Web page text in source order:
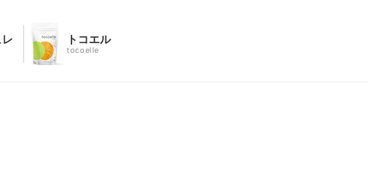
トコエル
tocoelle